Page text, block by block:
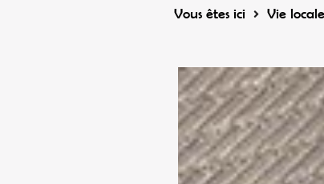
Vous êtes ici Vie locale